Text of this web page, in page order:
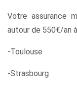
Votre assurance
autour de 550€/an
-Toulouse
-Strasbourg